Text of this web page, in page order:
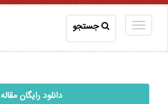
جستجو
دانلود رایگان مقاله